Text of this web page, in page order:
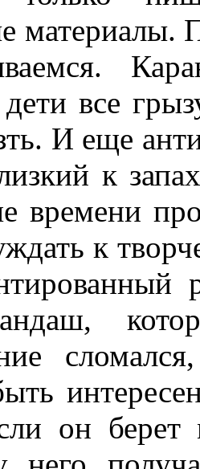
материалы.
все
И еще
к
времени
к
он